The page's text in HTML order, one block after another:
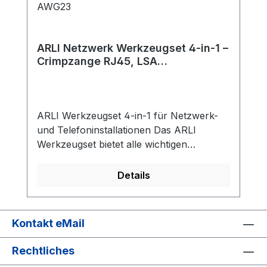
mit integriertem Staubschutzklappen-
ARLI Netzwerk Werkzeugset 4-in-1 –
Crimpzange RJ45, LSA
ARLI Werkzeugset 4-in-1 für Netzwerk-
und Telefoninstallationen Das ARLI
Werkzeugset bietet alle wichtigen
Fehlersuche und Wartung von Netzwerk-
ideal für den mobilen Einsatz. Das Set
bietet eine praktische und zuverlässige
Lösung für alle Arbeiten rund um
Details
Kontakt eMail
Rechtliches